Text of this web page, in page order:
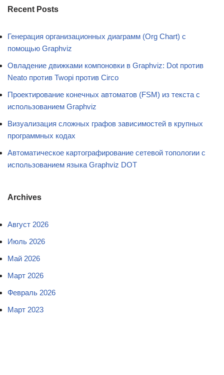
Recent Posts
Генерация организационных диаграмм (Org Chart) с
помощью Graphviz
Овладение движками компоновки в Graphviz: Dot против
Neato против Twopi против Circo
Проектирование конечных автоматов (FSM) из текста с
использованием Graphviz
Визуализация сложных графов зависимостей в крупных
программных кодах
Автоматическое картографирование сетевой топологии с
использованием языка Graphviz DOT
Archives
Август 2026
Июль 2026
Май 2026
Март 2026
Февраль 2026
Март 2023